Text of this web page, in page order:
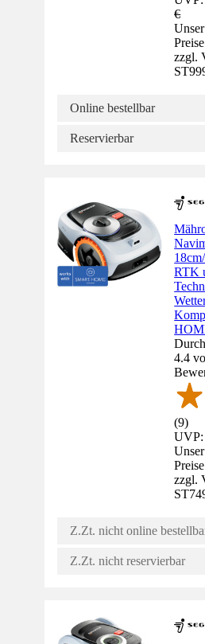
€
zzgl.
ST
Online bestellbar
Reservierbar
RTK
4.4
(9)
UVP:
zzgl.
ST
Z.Zt. nicht online
Z.Zt. nicht reservierbar